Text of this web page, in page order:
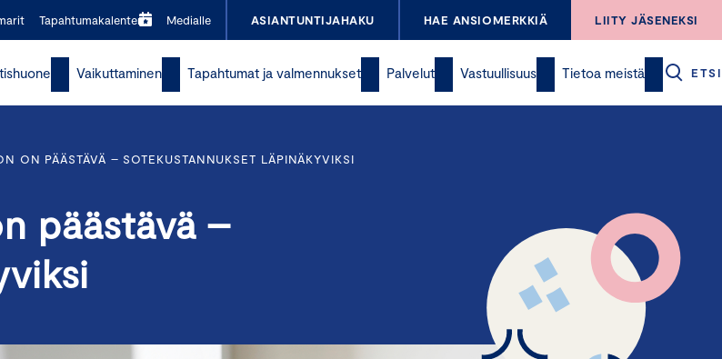
Tapahtumakalenteri Medialle ASIANTUNTIJAHAKU HAE ANSIOMERKKIÄ LIITY JÄSENEKSI
Vaikuttaminen Tapahtumat ja valmennukset Palvelut Vastuullisuus Tietoa meistä ETSI
ON PÄÄSTÄVÄ – SOTEKUSTANNUKSET LÄPINÄKYVIKSI
päästävä –